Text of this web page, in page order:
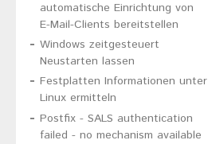
automatische Einrichtung von
E-Mail-Clients bereitstellen
Windows zeitgesteuert
Neustarten lassen
Festplatten Informationen unter
Linux ermitteln
Postfix - SALS authentication
failed - no mechanism available